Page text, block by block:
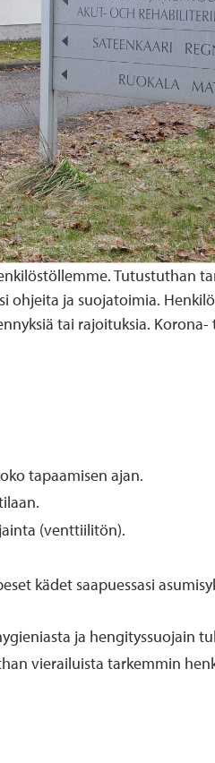
Tutustuthan
ohjeita ja suojatoimia.
tai rajoituksia. Korona-
tapaamisen ajan.
(venttiilitön).
kädet saapuessasi
ja hengityssuojain
vierailuista tarkemmin